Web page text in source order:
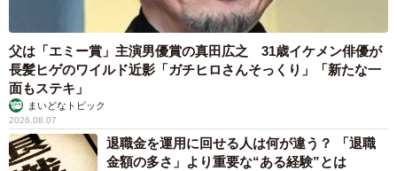
父は「エミー賞」主演男優賞の真田広之 31歳イケメン俳優が
長髪ヒゲのワイルド近影「ガチヒロさんそっくり」「新たな一
面もステキ」
まいどなトピック
2026.08.07
退職金を運用に回せる人は何が違う？ 「退職
金額の多さ」より重要な“ある経験”とは